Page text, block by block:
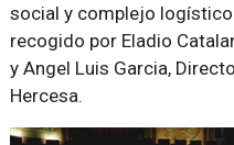
social y complejo logístico
recogido por Eladio
y Angel Luis Garcia,
Hercesa.